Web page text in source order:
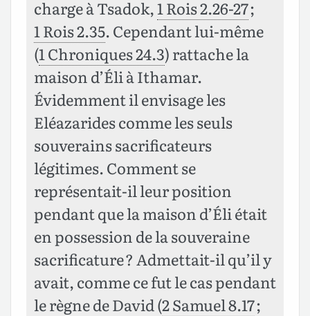
charge à Tsadok,1 Rois 2.26-27;
1 Rois 2.35. Cependant lui-même
(1 Chroniques 24.3) rattache la
maison d’Éli à Ithamar.
Évidemment il envisage les
Eléazarides comme les seuls
souverains sacrificateurs
légitimes. Comment se
représentait-il leur position
pendant que la maison d’Éli était
en possession de la souveraine
sacrificature ? Admettait-il qu’il y
avait, comme ce fut le cas pendant
le règne de David (2 Samuel 8.17;